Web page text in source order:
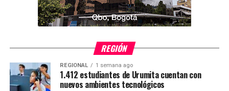
REGIÓN
REGIONAL 1 semana ago
1.412 estudiantes de Urumita cuentan con
nuevos ambientes tecnológicos